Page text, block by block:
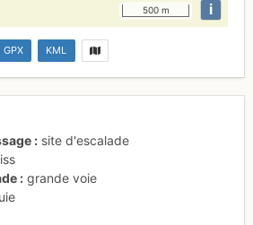
500 m i
GPX KML
site d'escalade
grande voie